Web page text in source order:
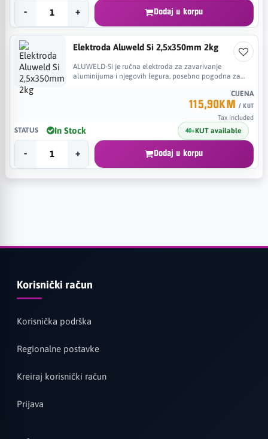
- + Dodaj u korpu
Elektroda Aluweld Si 2,5x350mm 2kg
ALUWELD-Si je ručna elektroda za zavarivanje
aluminijuma i njegovih legura, posebno pogodna za
115,90KM / KUT
Tax included
In Stock 40+KUT available
- + Dodaj u korpu
Korisnički račun
Korisnička podrška
Regionalne postavke
Kreiraj korisnički račun
Prijava